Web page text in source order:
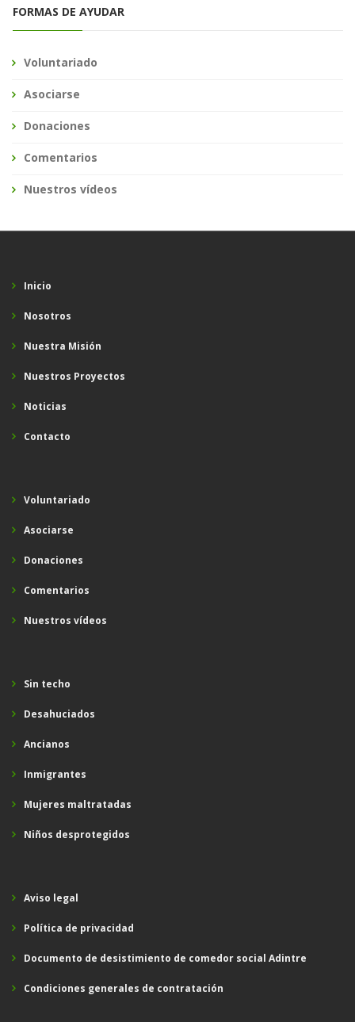
FORMAS DE AYUDAR
Voluntariado
Asociarse
Donaciones
Comentarios
Nuestros vídeos
Inicio
Nosotros
Nuestra Misión
Nuestros Proyectos
Noticias
Contacto
Voluntariado
Asociarse
Donaciones
Comentarios
Nuestros vídeos
Sin techo
Desahuciados
Ancianos
Inmigrantes
Mujeres maltratadas
Niños desprotegidos
Aviso legal
Política de privacidad
Documento de desistimiento de comedor social Adintre
Condiciones generales de contratación